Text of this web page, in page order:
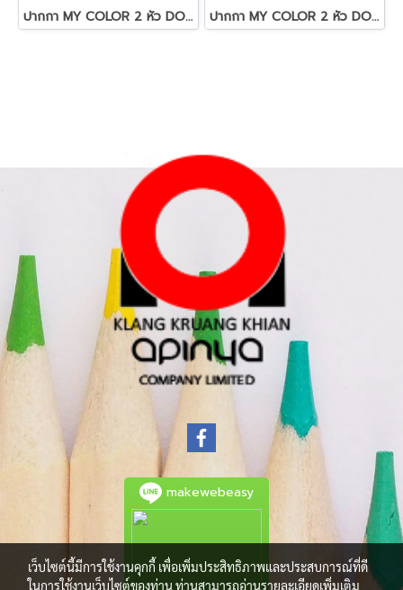
ปากกา MY COLOR 2 หัว DONG-A NO MC2.56 สีม่วงอมชมพูอ่อน ปากกา MY COLOR 2 หัว DONG-A NO MC2.72 สีชมพูอมแดง
makewebeasy
เว็บไซต์นี้มีการใช้งานคุกกี้ เพื่อเพิ่มประสิทธิภาพและประสบการณ์ที่ดี
ในการใช้งานเว็บไซต์ของท่าน ท่านสามารถอ่านรายละเอียดเพิ่มเติม